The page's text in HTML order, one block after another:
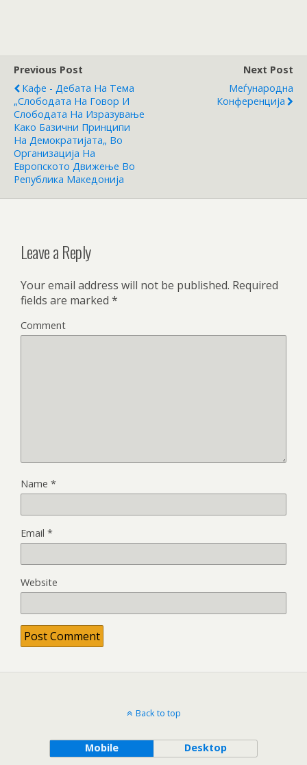
Previous Post
Кафе - Дебата На Тема
„Слободата На Говор И
Слободата На Изразување
Како Базични Принципи
На Демократијата„ Во
Организација На
Европското Движење Во
Република Македонија
Next Post
Меѓународна
Конференција
Leave a Reply
Your email address will not be published. Required
fields are marked *
Comment
Name *
Email *
Website
Back to top
Mobile Desktop